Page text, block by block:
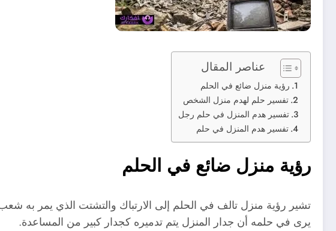
عناصر المقال
رؤية منزل ضائع في الحلم
تفسير حلم لهدم منزل الشخص
تفسير هدم المنزل في حلم رجل
تفسير هدم المنزل في حلم
رؤية منزل ضائع في الحلم
تشير رؤية منزل تالف في الحلم إلى الارتباك والتشتت الذي يمر به
يرى في حلمه أن جدار المنزل يتم تدميره كجدار كبير من المساعدة.